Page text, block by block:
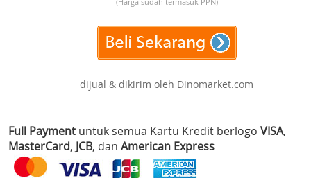
dijual & dikirim oleh Dinomarket.com
Full Payment untuk semua Kartu Kredit berlogo VISA,
MasterCard, JCB, dan American Express